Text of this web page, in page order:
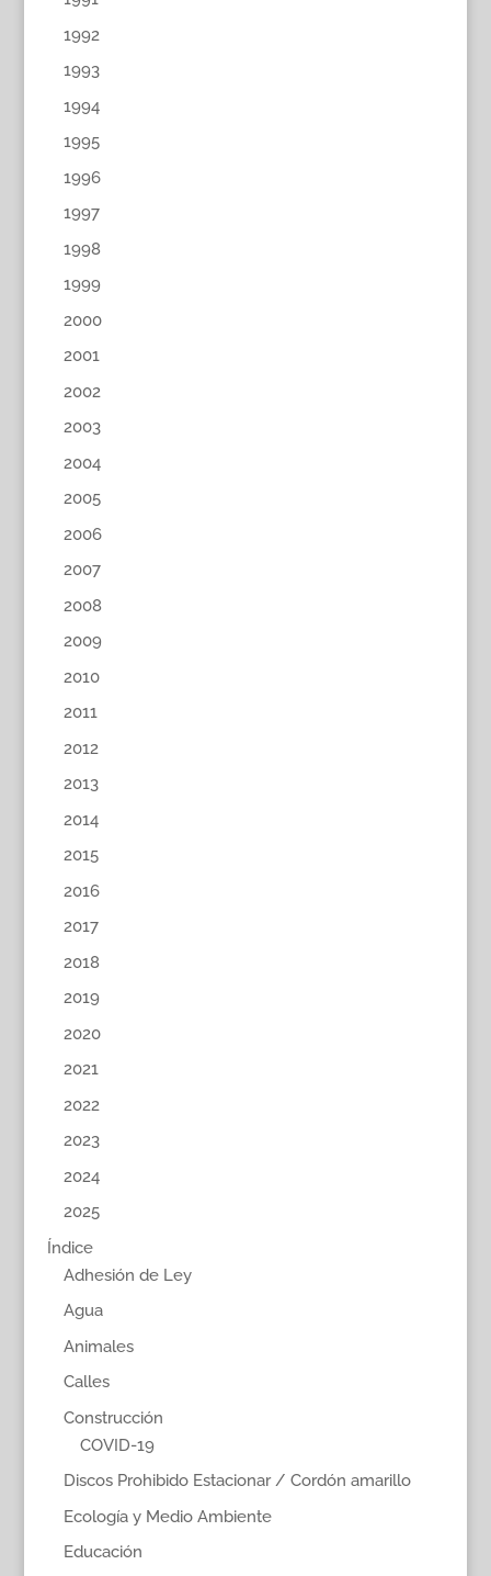
1992
1993
1994
1995
1996
1997
1998
1999
2000
2001
2002
2003
2004
2005
2006
2007
2008
2009
2010
2011
2012
2013
2014
2015
2016
2017
2018
2019
2020
2021
2022
2023
2024
2025
Índice
Adhesión de Ley
Agua
Animales
Calles
Construcción
COVID-19
Discos Prohibido Estacionar / Cordón amarillo
Ecología y Medio Ambiente
Educación